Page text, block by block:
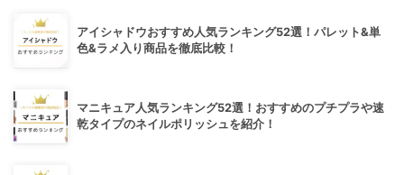
アイシャドウおすすめ人気ランキング52選！パレット&単
色&ラメ入り商品を徹底比較！
マニキュア人気ランキング52選！おすすめのプチプラや速
乾タイプのネイルポリッシュを紹介！